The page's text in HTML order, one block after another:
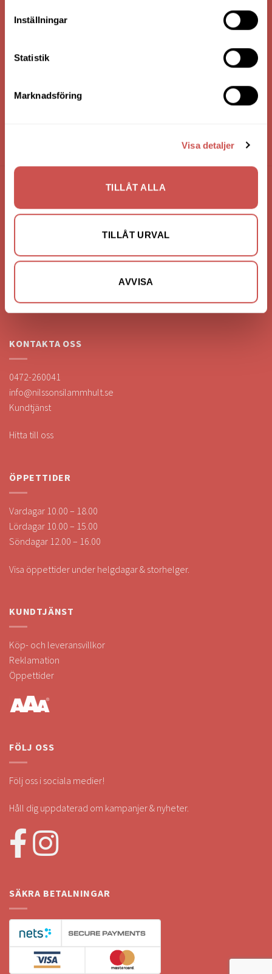
Inställningar
Statistik
Marknadsföring
Visa detaljer
TILLÅT ALLA
TILLÅT URVAL
AVVISA
FÖRETAGSUPPGIFTER
363 44 Lammhult
Bankgiro: 275-4836
KONTAKTA OSS
0472-260041
info@nilssonsilammhult.se
Kundtjänst
Hitta till oss
ÖPPETTIDER
Vardagar 10.00 – 18.00
Lördagar 10.00 – 15.00
Söndagar 12.00 – 16.00
Visa öppettider under helgdagar & storhelger.
KUNDTJÄNST
Köp- och leveransvillkor
Reklamation
Öppettider
FÖLJ OSS
Följ oss i sociala medier!
Håll dig uppdaterad om kampanjer & nyheter.
SÄKRA BETALNINGAR